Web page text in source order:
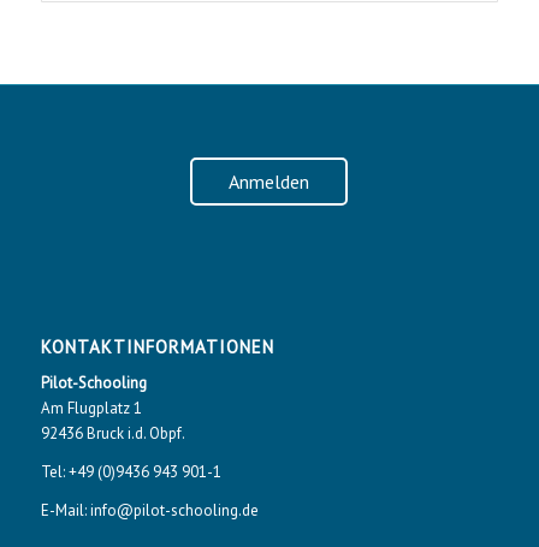
Anmelden
KONTAKTINFORMATIONEN
Pilot-Schooling
Am Flugplatz 1
92436 Bruck i.d. Obpf.
Tel: +49 (0)9436 943 901-1
E-Mail: info@pilot-schooling.de